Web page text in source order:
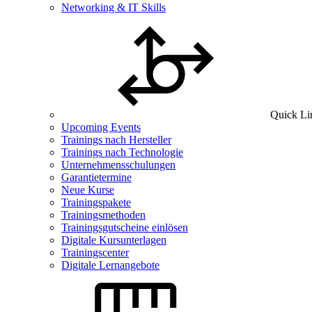
Networking & IT Skills
Quick
Upcoming Events
Trainings nach Hersteller
Trainings nach Technologie
Unternehmensschulungen
Garantietermine
Neue Kurse
Trainingspakete
Trainingsmethoden
Trainingsgutscheine einlösen
Digitale Kursunterlagen
Trainingscenter
Digitale Lernangebote